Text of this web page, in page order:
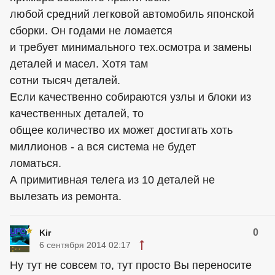
любой средний легковой автомобиль японской
сборки. Он годами не ломается
и требует минимального тех.осмотра и замены
деталей и масел. Хотя там
сотни тысяч деталей.
Если качественно собираются узлы и блоки из
качественных деталей, то
общее количество их может достигать хоть
миллионов - а вся система не будет
ломаться.
А примитивная телега из 10 деталей не
вылезать из ремонта.
Kir 0
6 сентября 2014 02:17
Ну тут не совсем то, тут просто Вы переносите